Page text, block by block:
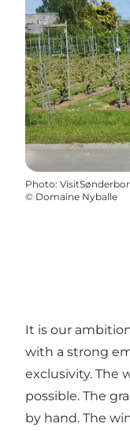
Photo:
© Domaine Nyballe
It is our
with a strong
exclusivity. The
possible. The
by hand. The